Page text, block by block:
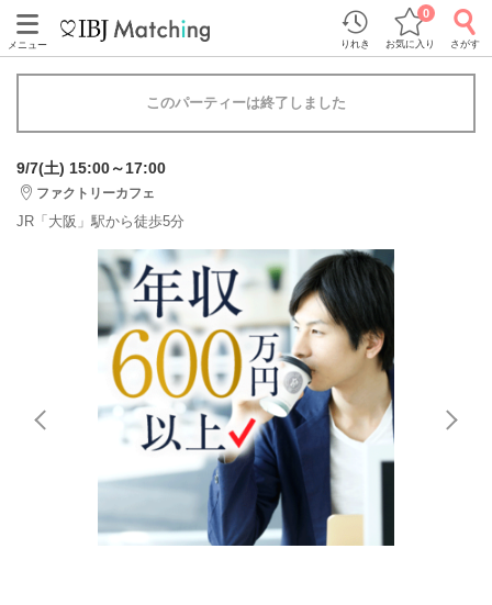
メニュー りれき お気に入り
0
さがす
このパーティーは終了しました
9/7(土) 15:00～17:00
ファクトリーカフェ
JR「大阪」駅から徒歩5分